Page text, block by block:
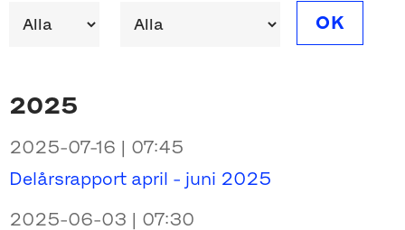
OK
2025
2025-07-16 | 07:45
Delårsrapport april - juni 2025
2025-06-03 | 07:30